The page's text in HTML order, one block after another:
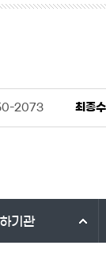
2073 최종
기관